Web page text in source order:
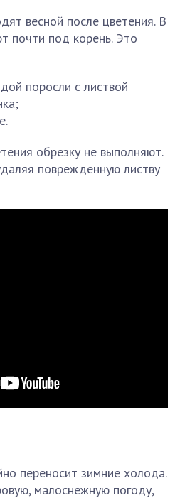
весной после цветения. В
почти под корень. Это
поросли с листвой
обрезку не выполняют.
поврежденную листву
переносит зимние холода.
малоснежную погоду,